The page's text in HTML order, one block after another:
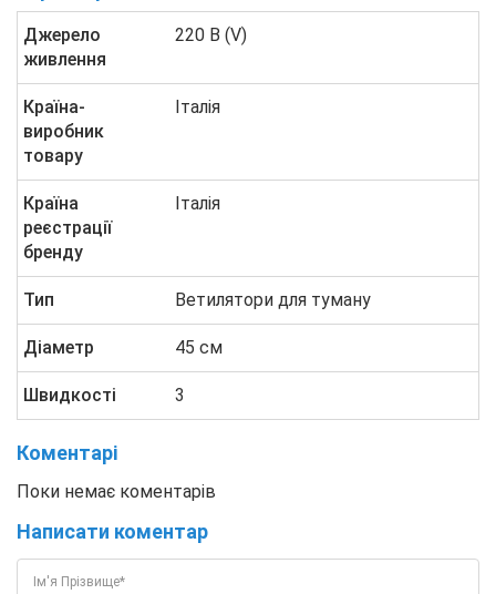
Джерело
живлення
220 В (V)
Країна-
виробник
товару
Італія
Країна
реєстрації
бренду
Італія
Тип Ветилятори для туману
Діаметр 45 см
Швидкості 3
Коментарі
Поки немає коментарів
Написати коментар
Ім'я Прізвище*